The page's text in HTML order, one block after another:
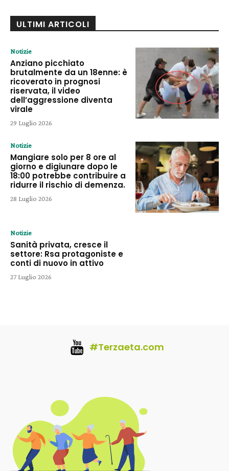
ULTIMI ARTICOLI
Notizie
Anziano picchiato
brutalmente da un 18enne: è
ricoverato in prognosi
riservata, il video
dell’aggressione diventa
virale
29 Luglio 2026
Notizie
Mangiare solo per 8 ore al
giorno e digiunare dopo le
18:00 potrebbe contribuire a
ridurre il rischio di demenza.
28 Luglio 2026
Notizie
Sanità privata, cresce il
settore: Rsa protagoniste e
conti di nuovo in attivo
27 Luglio 2026
#Terzaeta.com